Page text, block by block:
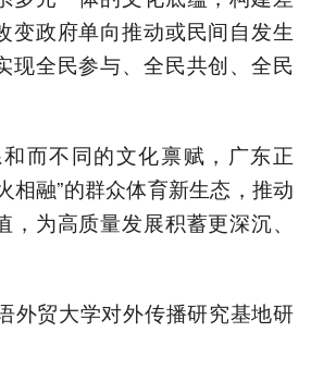
变政府单向推动或民间自发生
现全民参与、全民共创、全民
而不同的文化禀赋，广东正
相融”的群众体育新生态，推动
为高质量发展积蓄更深沉、
外贸大学对外传播研究基地研